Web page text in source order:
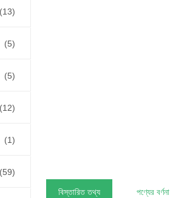
(13)
(5)
(5)
(12)
(1)
(59)
বিস্তারিত তথ্য পণ্যের বর্ণনা